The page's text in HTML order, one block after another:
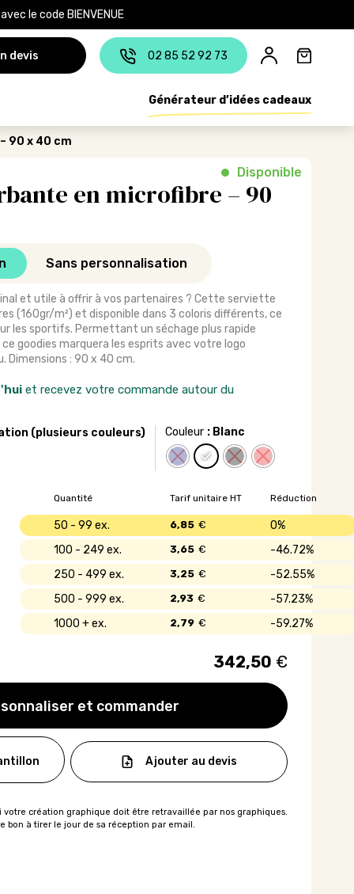
le code BIENVENUE
devis
02 85 52 92 73
Générateur d’idées cadeaux
90 x 40 cm
en microfibre – 90
Disponible
Sans personnalisation
et utile à offrir à vos partenaires ? Cette serviette
(160gr/m²) et disponible dans 3 coloris différents, ce
les sportifs. Permettant un séchage plus rapide
goodies marquera les esprits avec votre logo
Dimensions : 90 x 40 cm.
et recevez votre commande autour du
(plusieurs couleurs) Couleur : Blanc
et commander
Quantité Réduction
Tarif unitaire HT
50 - 99 0%
6,85 €
100 - 249 46.72%
3,65 €
250 - 499 52.55%
3,25 €
500 - 999 57.23%
2,93 €
1000 + 59.27%
2,79 €
342,50 €
Ajouter au devis